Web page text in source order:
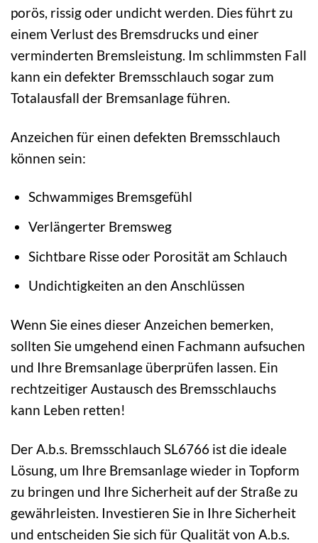
porös, rissig oder undicht werden. Dies führt zu
einem Verlust des Bremsdrucks und einer
verminderten Bremsleistung. Im schlimmsten Fall
kann ein defekter Bremsschlauch sogar zum
Totalausfall der Bremsanlage führen.
Anzeichen für einen defekten Bremsschlauch
können sein:
Schwammiges Bremsgefühl
Verlängerter Bremsweg
Sichtbare Risse oder Porosität am Schlauch
Undichtigkeiten an den Anschlüssen
Wenn Sie eines dieser Anzeichen bemerken,
sollten Sie umgehend einen Fachmann aufsuchen
und Ihre Bremsanlage überprüfen lassen. Ein
rechtzeitiger Austausch des Bremsschlauchs
kann Leben retten!
Der A.b.s. Bremsschlauch SL6766 ist die ideale
Lösung, um Ihre Bremsanlage wieder in Topform
zu bringen und Ihre Sicherheit auf der Straße zu
gewährleisten. Investieren Sie in Ihre Sicherheit
und entscheiden Sie sich für Qualität von A.b.s.